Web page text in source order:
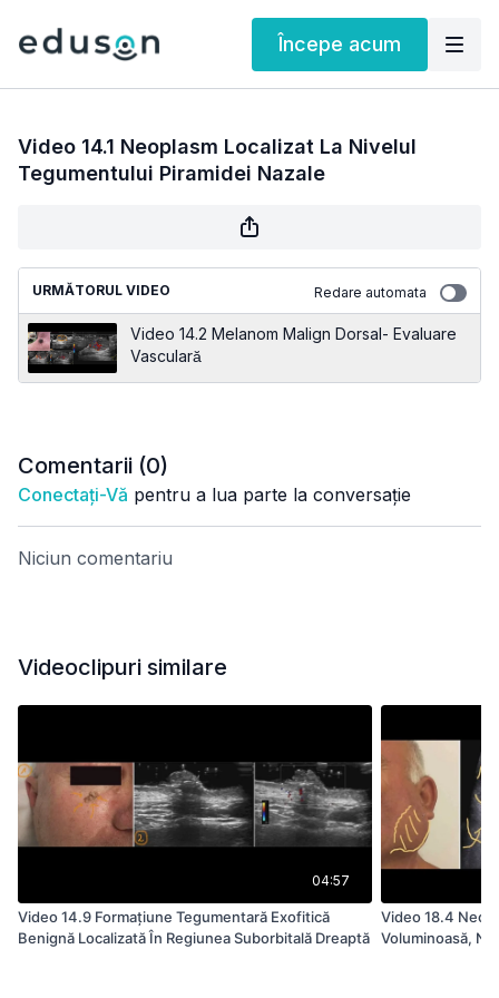
Începe acum
Video 14.1 Neoplasm Localizat La Nivelul
Tegumentului Piramidei Nazale
URMĂTORUL VIDEO Redare automata
Video 14.2 Melanom Malign Dorsal- Evaluare
Vasculară
Comentarii (0)
Conectați-Vă pentru a lua parte la conversație
Niciun comentariu
Videoclipuri similare
04:57
Video 14.9 Formaţiune Tegumentară Exofitică
Benignă Localizată În Regiunea Suborbitală Dreaptă
Video 18.4
Voluminoasă,